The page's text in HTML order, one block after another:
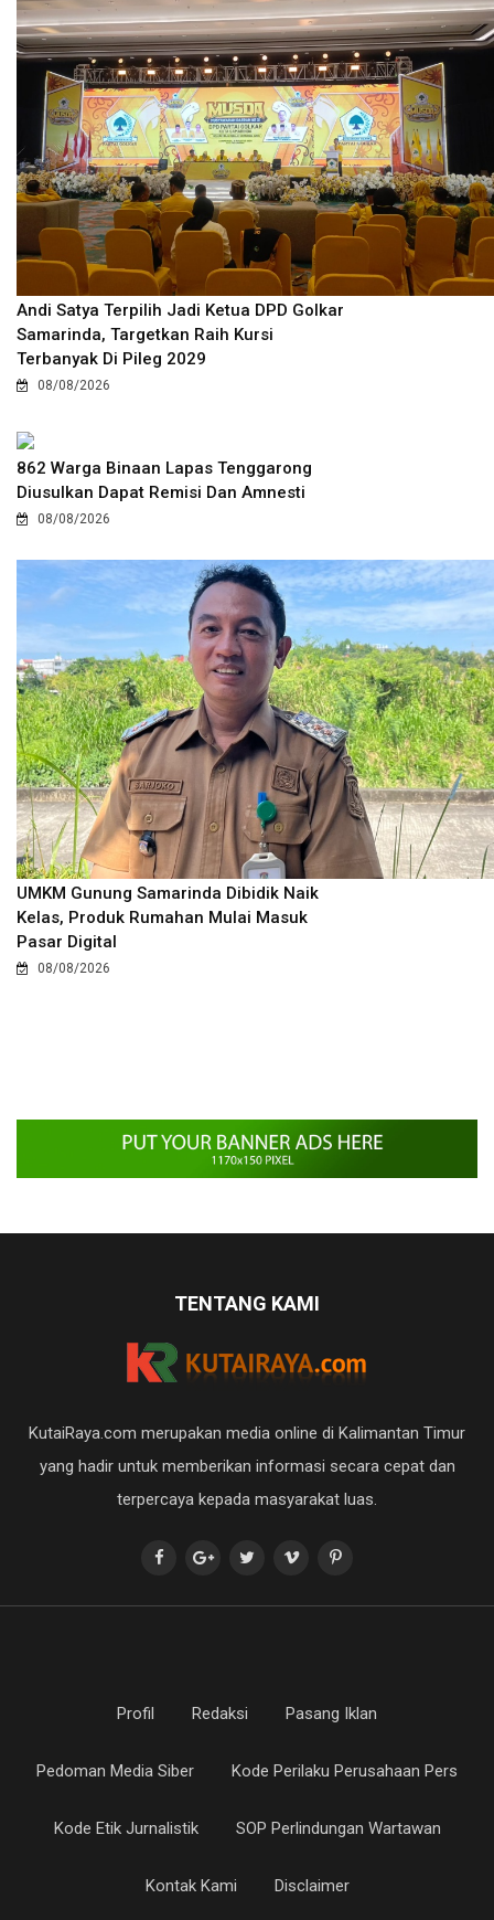
Andi Satya Terpilih Jadi Ketua DPD Golkar
Samarinda, Targetkan Raih Kursi
Terbanyak Di Pileg 2029
08/08/2026
862 Warga Binaan Lapas Tenggarong
Diusulkan Dapat Remisi Dan Amnesti
08/08/2026
UMKM Gunung Samarinda Dibidik Naik
Kelas, Produk Rumahan Mulai Masuk
Pasar Digital
08/08/2026
TENTANG KAMI
KutaiRaya.com merupakan media online di Kalimantan Timur
yang hadir untuk memberikan informasi secara cepat dan
terpercaya kepada masyarakat luas.
Profil Redaksi Pasang Iklan
Pedoman Media Siber Kode Perilaku Perusahaan Pers
Kode Etik Jurnalistik SOP Perlindungan Wartawan
Kontak Kami Disclaimer